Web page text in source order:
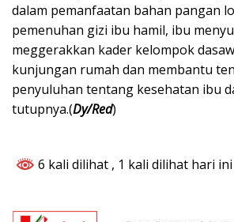
dalam pemanfaatan bahan pangan
pemenuhan gizi ibu hamil, ibu
meggerakkan kader kelompok
kunjungan rumah dan membantu
penyuluhan tentang kesehatan ibu
tutupnya.(Dy/Red)
6 kali dilihat , 1 kali dilihat hari ini